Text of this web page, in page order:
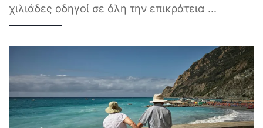
χιλιάδες οδηγοί σε όλη την επικράτεια ...